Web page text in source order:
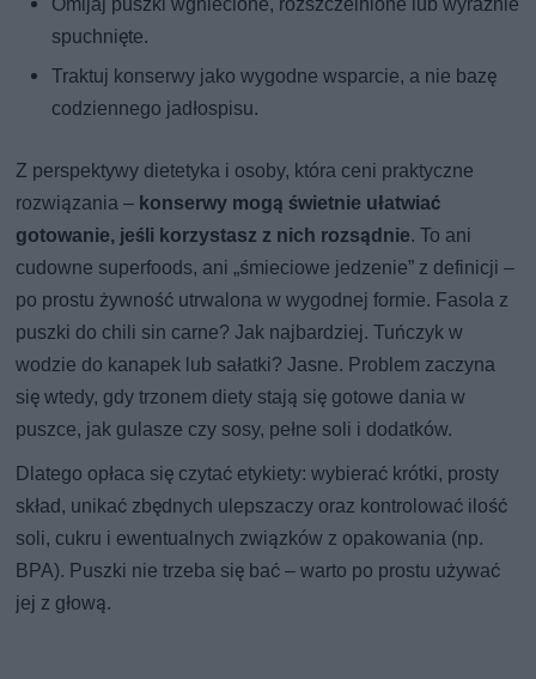
Omijaj puszki wgniecione, rozszczelnione lub wyraźnie
spuchnięte.
Traktuj konserwy jako wygodne wsparcie, a nie bazę
codziennego jadłospisu.
Z perspektywy dietetyka i osoby, która ceni praktyczne
rozwiązania – konserwy mogą świetnie ułatwiać
gotowanie, jeśli korzystasz z nich rozsądnie. To ani
cudowne superfoods, ani „śmieciowe jedzenie” z definicji –
po prostu żywność utrwalona w wygodnej formie. Fasola z
puszki do chili sin carne? Jak najbardziej. Tuńczyk w
wodzie do kanapek lub sałatki? Jasne. Problem zaczyna
się wtedy, gdy trzonem diety stają się gotowe dania w
puszce, jak gulasze czy sosy, pełne soli i dodatków.
Dlatego opłaca się czytać etykiety: wybierać krótki, prosty
skład, unikać zbędnych ulepszaczy oraz kontrolować ilość
soli, cukru i ewentualnych związków z opakowania (np.
BPA). Puszki nie trzeba się bać – warto po prostu używać
jej z głową.